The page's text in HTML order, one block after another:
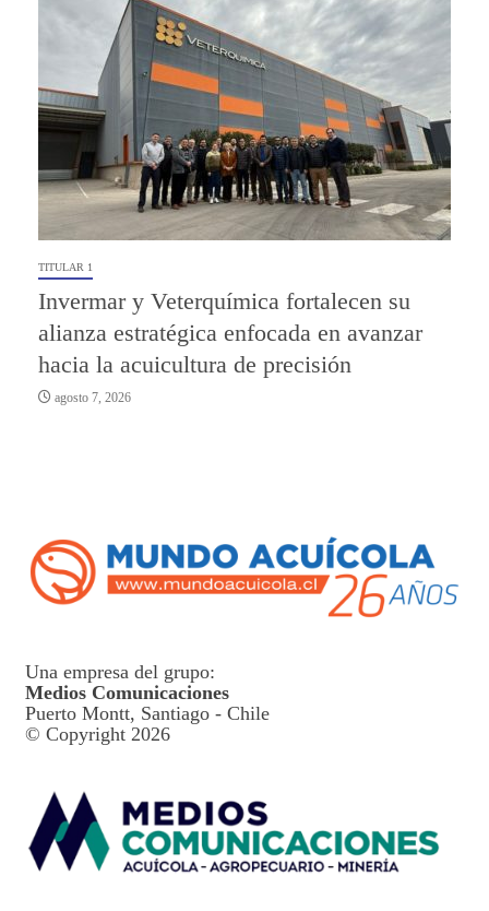
TITULAR 1
Invermar y Veterquímica fortalecen su
alianza estratégica enfocada en avanzar
hacia la acuicultura de precisión
agosto 7, 2026
Una empresa del grupo:
Medios Comunicaciones
Puerto Montt, Santiago - Chile
© Copyright 2026